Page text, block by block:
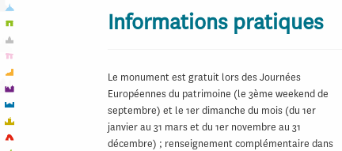
Informations pratiques
Le monument est gratuit lors des Journées
Européennes du patrimoine (le 3ème weekend de
septembre) et le 1er dimanche du mois (du 1er
janvier au 31 mars et du 1er novembre au 31
décembre) ; renseignement complémentaire dans